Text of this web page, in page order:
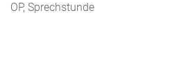
OP, Sprechstunde